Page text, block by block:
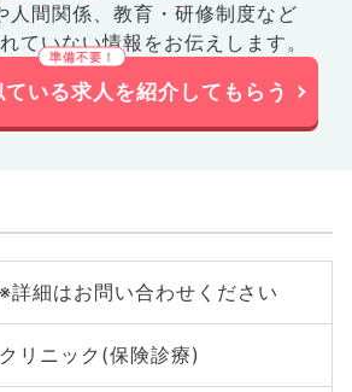
間関係、 教育・研修制度など
ていない情報をお伝えします。
いる求人を紹介してもらう
※詳細はお問い合わせください
クリニック(保険診療)